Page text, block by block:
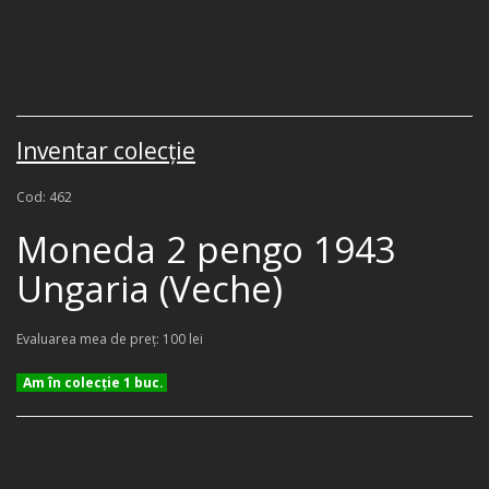
Inventar colecţie
Cod: 462
Moneda 2 pengo 1943
Ungaria (Veche)
Evaluarea mea de preţ: 100 lei
Am în colecţie 1 buc.